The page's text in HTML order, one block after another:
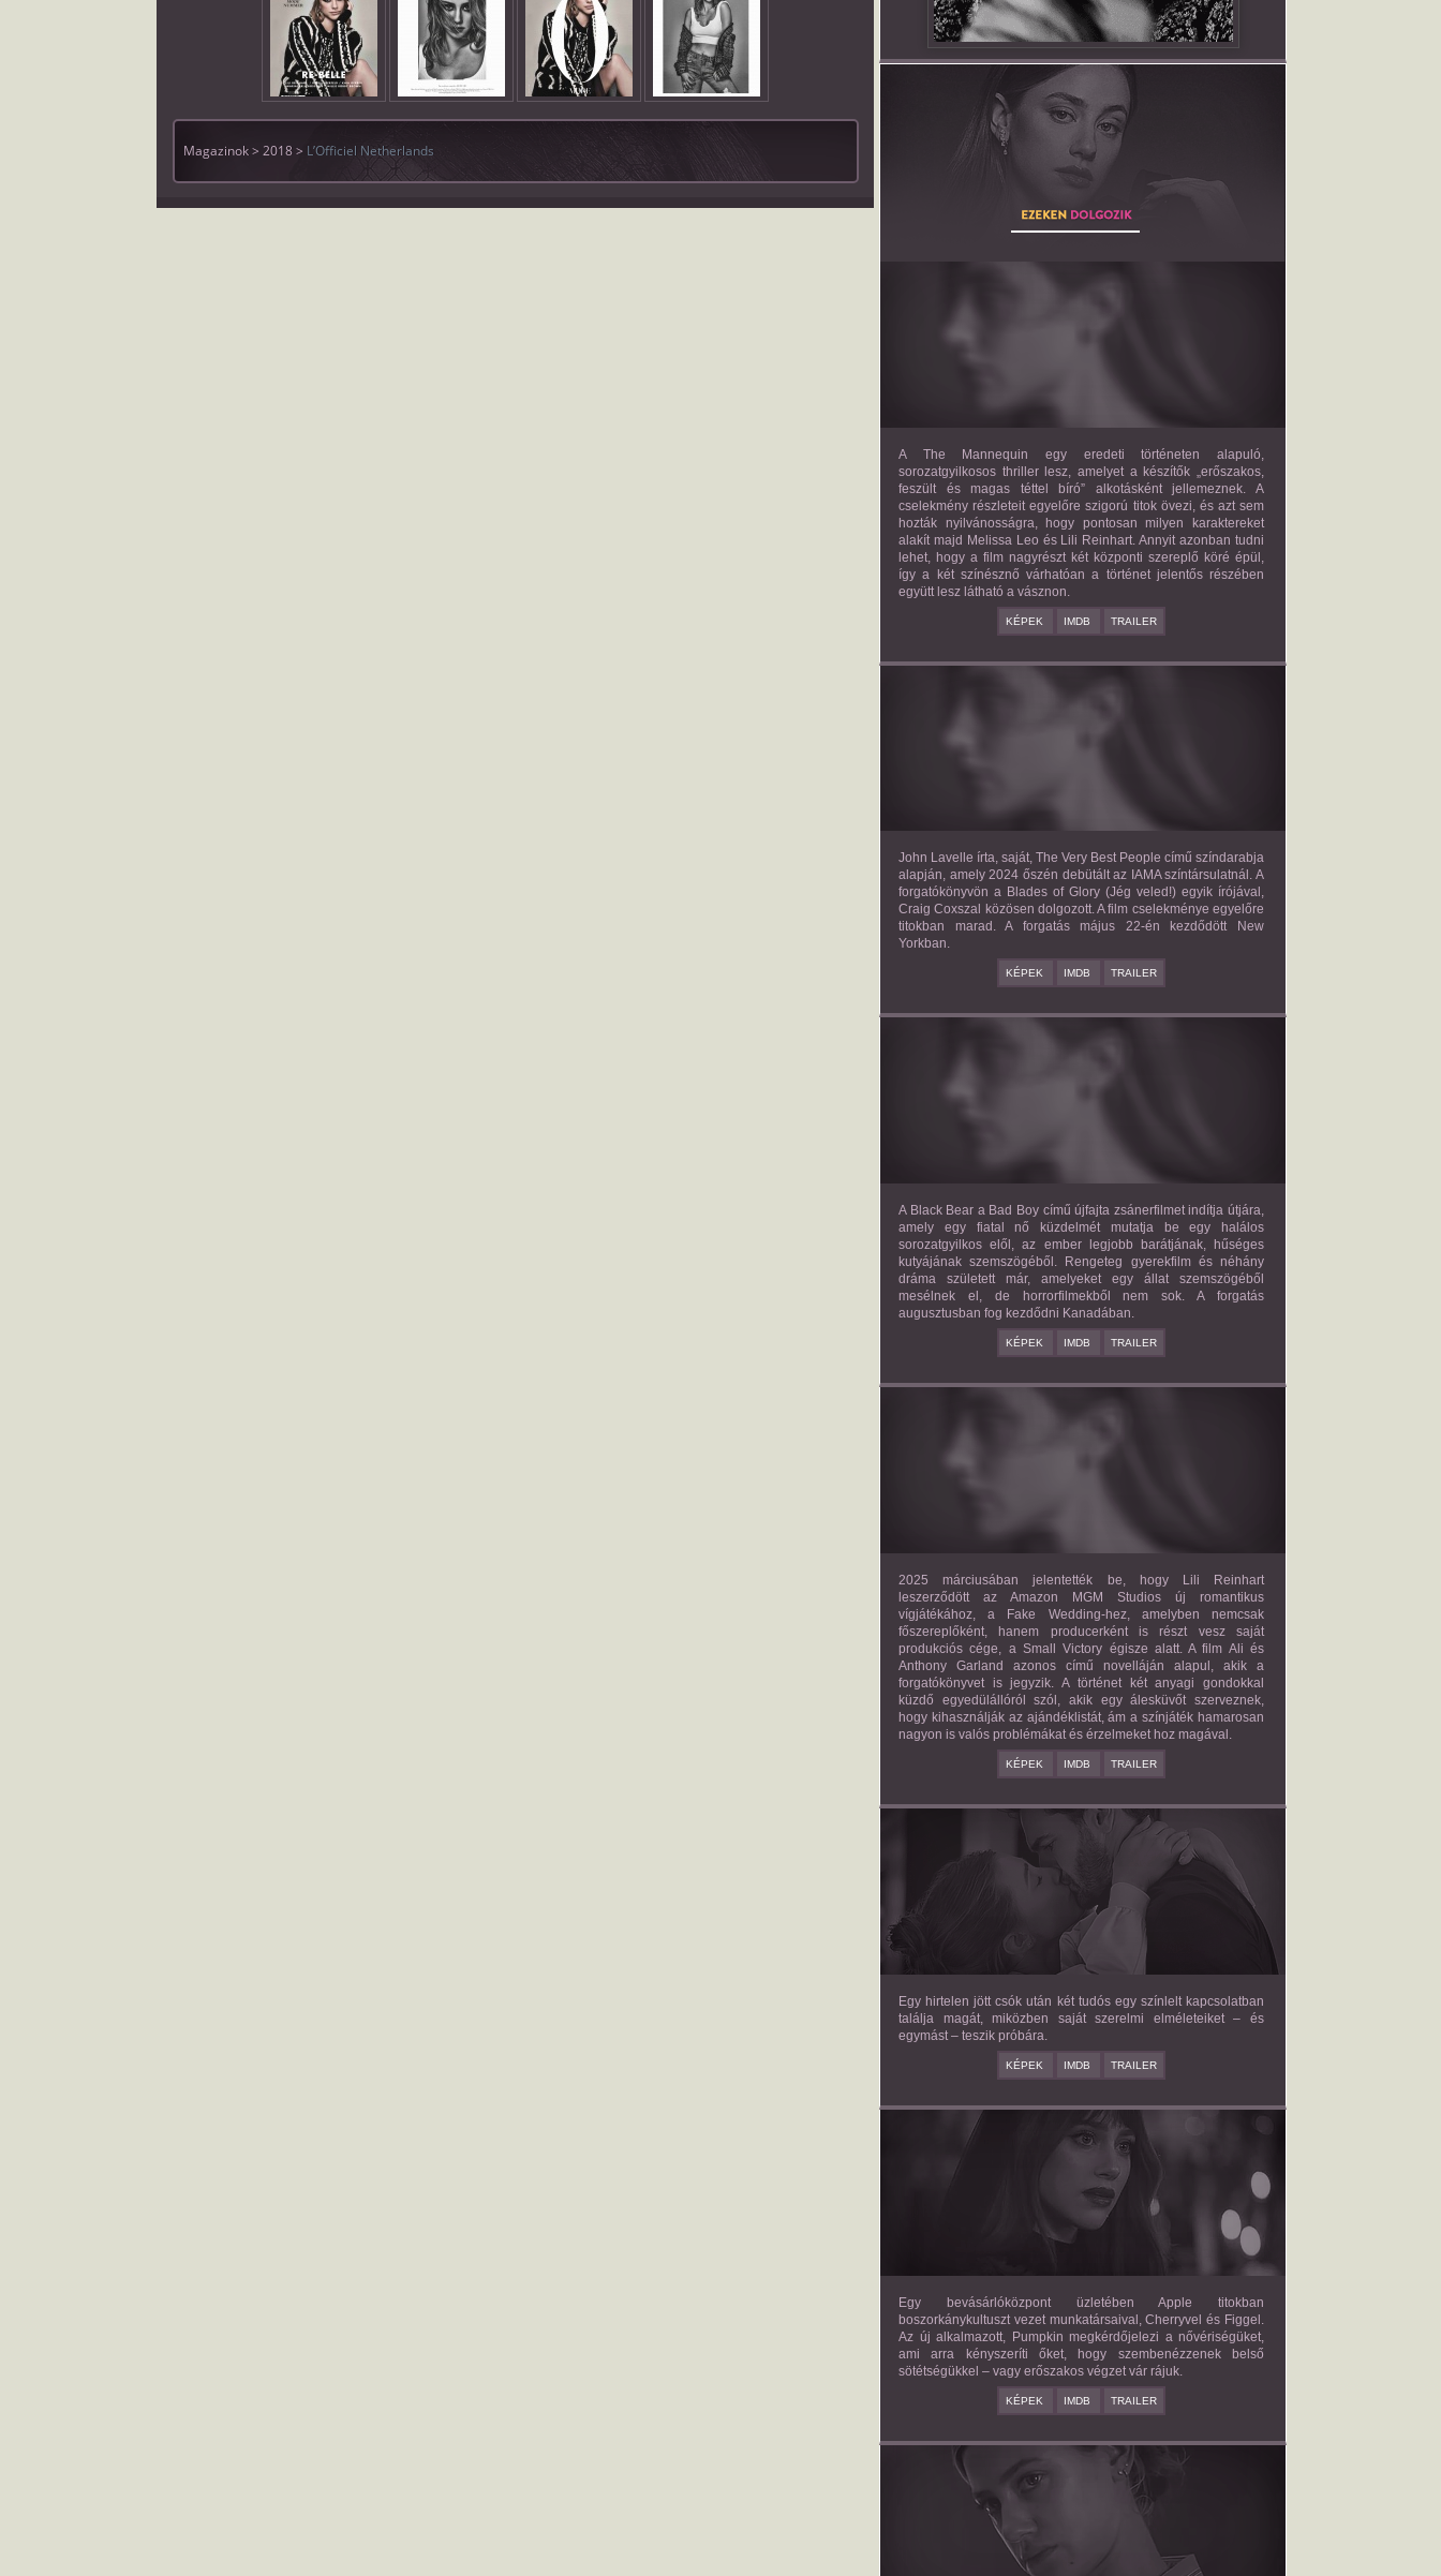
THE MANNEQUIN
A The Mannequin egy eredeti történeten alapuló,
sorozatgyilkosos thriller lesz, amelyet a készítők „erőszakos,
feszült és magas téttel bíró” alkotásként jellemeznek. A
cselekmény részleteit egyelőre szigorú titok övezi, és azt sem
hozták nyilvánosságra, hogy pontosan milyen karaktereket
alakít majd Melissa Leo és Lili Reinhart. Annyit azonban tudni
lehet, hogy a film nagyrészt két központi szereplő köré épül,
így a két színésznő várhatóan a történet jelentős részében
együtt lesz látható a vásznon.
KÉPEK IMDB TRAILER
THE VERY BEST PEOPLE
John Lavelle írta, saját, The Very Best People című színdarabja
alapján, amely 2024 őszén debütált az IAMA színtársulatnál. A
forgatókönyvön a Blades of Glory (Jég veled!) egyik írójával,
Craig Coxszal közösen dolgozott. A film cselekménye egyelőre
titokban marad. A forgatás május 22-én kezdődött New
Yorkban.
KÉPEK IMDB TRAILER
BAD BOY
A Black Bear a Bad Boy című újfajta zsánerfilmet indítja útjára,
amely egy fiatal nő küzdelmét mutatja be egy halálos
sorozatgyilkos elől, az ember legjobb barátjának, hűséges
kutyájának szemszögéből. Rengeteg gyerekfilm és néhány
dráma született már, amelyeket egy állat szemszögéből
mesélnek el, de horrorfilmekből nem sok. A forgatás
augusztusban fog kezdődni Kanadában.
KÉPEK IMDB TRAILER
FAKE WEDDING
2025 márciusában jelentették be, hogy Lili Reinhart
leszerződött az Amazon MGM Studios új romantikus
vígjátékához, a Fake Wedding-hez, amelyben nemcsak
főszereplőként, hanem producerként is részt vesz saját
produkciós cége, a Small Victory égisze alatt. A film Ali és
Anthony Garland azonos című novelláján alapul, akik a
forgatókönyvet is jegyzik. A történet két anyagi gondokkal
küzdő egyedülállóról szól, akik egy álesküvőt szerveznek,
hogy kihasználják az ajándéklistát, ám a színjáték hamarosan
nagyon is valós problémákat és érzelmeket hoz magával.
KÉPEK IMDB TRAILER
THE LOVE HYPOTHESIS
2026/09/23
OLIVE SMITH
Egy hirtelen jött csók után két tudós egy színlelt kapcsolatban
találja magát, miközben saját szerelmi elméleteiket – és
egymást – teszik próbára.
KÉPEK IMDB TRAILER
FORBIDDEN FRUITS
2026/03/27
APPLE
Egy bevásárlóközpont üzletében Apple titokban
boszorkánykultuszt vezet munkatársaival, Cherryvel és Figgel.
Az új alkalmazott, Pumpkin megkérdőjelezi a nővériségüket,
ami arra kényszeríti őket, hogy szembenézzenek belső
sötétségükkel – vagy erőszakos végzet vár rájuk.
KÉPEK IMDB TRAILER
AMERICAN SWEATSHOP
DAISY MORIARTY
Magazinok > 2018 > L’Officiel Netherlands